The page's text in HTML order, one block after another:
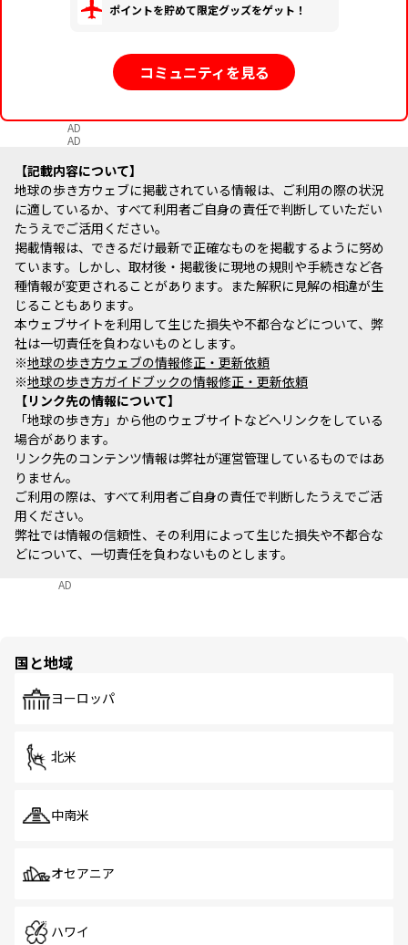
ポイントを貯めて限定グッズをゲット！
コミュニティを見る
AD
AD
記載内容について
地球の歩き方ウェブに掲載されている情報は、ご利用の際の状況
に適しているか、すべて利用者ご自身の責任で判断していただい
たうえでご活用ください。
掲載情報は、できるだけ最新で正確なものを掲載するように努め
ています。しかし、取材後・掲載後に現地の規則や手続きなど各
種情報が変更されることがあります。また解釈に見解の相違が生
じることもあります。
本ウェブサイトを利用して生じた損失や不都合などについて、弊
社は一切責任を負わないものとします。
※地球の歩き方ウェブの情報修正・更新依頼
※地球の歩き方ガイドブックの情報修正・更新依頼
リンク先の情報について
「地球の歩き方」から他のウェブサイトなどへリンクをしている
場合があります。
リンク先のコンテンツ情報は弊社が運営管理しているものではあ
りません。
ご利用の際は、すべて利用者ご自身の責任で判断したうえでご活
用ください。
弊社では情報の信頼性、その利用によって生じた損失や不都合な
どについて、一切責任を負わないものとします。
AD
国と地域
ヨーロッパ
北米
中南米
オセアニア
ハワイ